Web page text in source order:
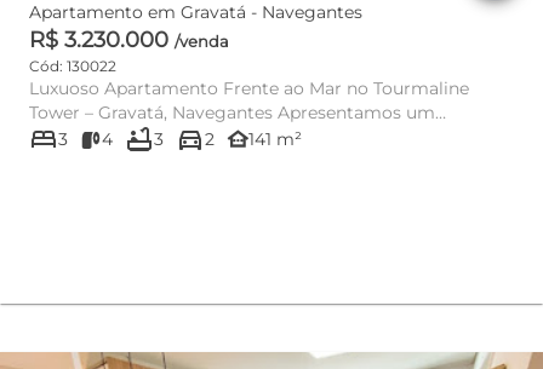
Apartamento em Gravatá - Navegantes
R$ 3.230.000 /venda
Cód: 130022
Luxuoso Apartamento Frente ao Mar no Tourmaline
Tower – Gravatá, Navegantes Apresentamos um
exclusivo apartamento...
bed3 4 bathtub3 directions_car2 other_houses141 m²